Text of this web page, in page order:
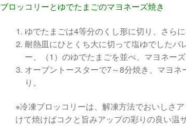
ブロッコリーとゆでたまごのマヨネーズ焼き
ゆでたまごは4等分のくし形に切り、さらに
耐熱皿にひとくち大に切って塩ゆでしたバ
ー、（1）のゆでたまごを並べ、マヨネーズ
オーブントースターで7～8分焼き、マヨ
り。
※冷凍ブロッコリーは、解凍方法でおいしさ
けて焼けばコクと旨みアップの彩りの良い温